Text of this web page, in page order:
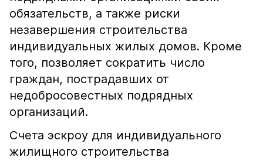
обязательств, а также риски
незавершения строительства
индивидуальных жилых домов. Кроме
того, позволяет сократить число
граждан, пострадавших от
недобросовестных подрядных
организаций.
Счета эскроу для индивидуального
жилищного строительства